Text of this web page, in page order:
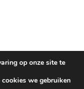
op onze site te
we gebruiken